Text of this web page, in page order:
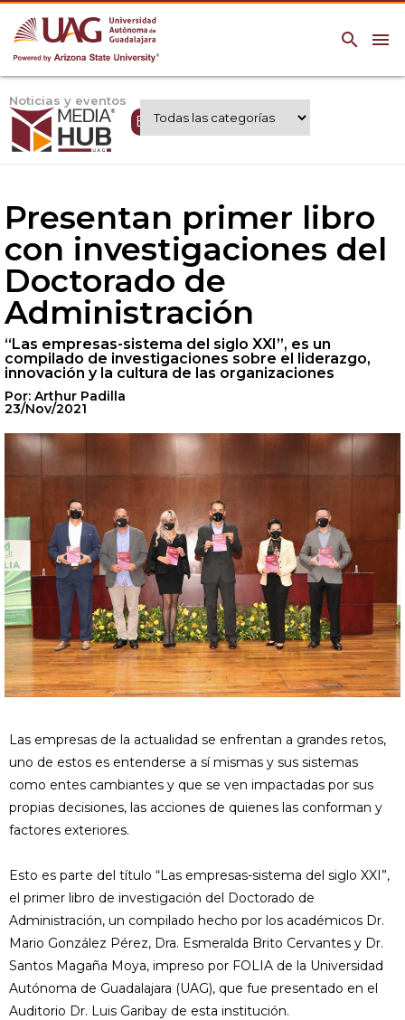
menu
search
Noticias y eventos
Expertos UAG
Presentan primer libro
con investigaciones del
Doctorado de
Administración
“Las empresas-sistema del siglo XXI”, es un
compilado de investigaciones sobre el liderazgo,
innovación y la cultura de las organizaciones
Por: Arthur Padilla
23/Nov/2021
Las empresas de la actualidad se enfrentan a grandes retos,
uno de estos es entenderse a sí mismas y sus sistemas
como entes cambiantes y que se ven impactadas por sus
propias decisiones, las acciones de quienes las conforman y
factores exteriores.
Esto es parte del título “Las empresas-sistema del siglo XXI”,
el primer libro de investigación del Doctorado de
Administración, un compilado hecho por los académicos Dr.
Mario González Pérez, Dra. Esmeralda Brito Cervantes y Dr.
Santos Magaña Moya, impreso por FOLIA de la Universidad
Autónoma de Guadalajara (UAG), que fue presentado en el
Auditorio Dr. Luis Garibay de esta institución.